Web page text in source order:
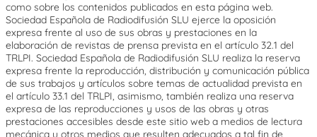
como sobre los contenidos publicados en esta página web.
Sociedad Española de Radiodifusión SLU ejerce la oposición
expresa frente al uso de sus obras y prestaciones en la
elaboración de revistas de prensa prevista en el artículo 32.1 del
TRLPI. Sociedad Española de Radiodifusión SLU realiza la reserva
expresa frente la reproducción, distribución y comunicación pública
de sus trabajos y artículos sobre temas de actualidad prevista en
el artículo 33.1 del TRLPI, asimismo, también realiza una reserva
expresa de las reproducciones y usos de las obras y otras
prestaciones accesibles desde este sitio web a medios de lectura
mecánica u otros medios que resulten adecuados a tal fin de